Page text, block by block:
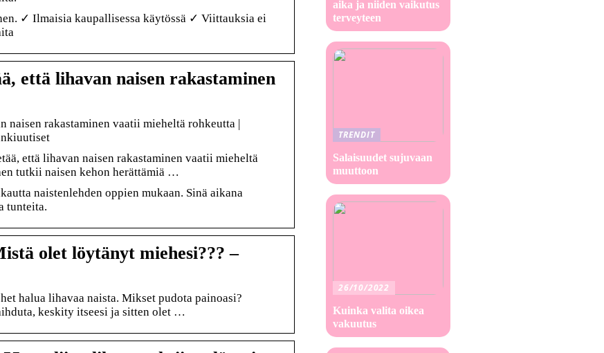
✓ Ilmaisia kaupallisessa käytössä ✓ Viittauksia ei
että lihavan naisen rakastaminen
naisen rakastaminen vaatii mieheltä rohkeutta |
että lihavan naisen rakastaminen vaatii mieheltä
tutkii naisen kehon herättämiä …
naistenlehden oppien mukaan. Sinä aikana
tunteita.
olet löytänyt miehesi??? –
halua lihavaa naista. Mikset pudota painoasi?
keskity itseesi ja sitten olet …
aika ja niiden vaikutus
terveyteen
TRENDIT
Salaisuudet sujuvaan
muuttoon
26/10/2022
Kuinka valita oikea
vakuutus